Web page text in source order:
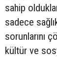
sahip
sadece
sorunlarını
kültür ve